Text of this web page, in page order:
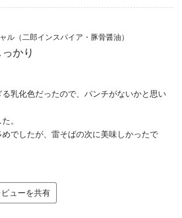
ル（二郎インスパイア・豚骨醤油）
かり
る乳化色だったので、パンチがないかと思い
。
でしたが、雷そばの次に美味しかったで
ビューを共有